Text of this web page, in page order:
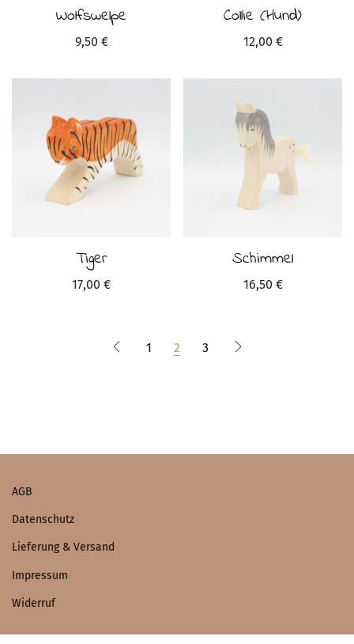
Wolfswelpe
9,50 €
Collie (Hund)
12,00 €
Tiger
17,00 €
Schimmel
16,50 €
1 2 3
AGB
Datenschutz
Lieferung & Versand
Impressum
Widerruf